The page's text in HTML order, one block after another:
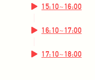
15:10~16:00
16:10~17:00
17:10~18:00